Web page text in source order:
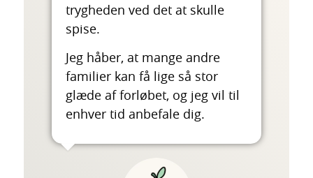
trygheden ved det at skulle
spise.
Jeg håber, at mange andre
familier kan få lige så stor
glæde af forløbet, og jeg vil til
enhver tid anbefale dig.